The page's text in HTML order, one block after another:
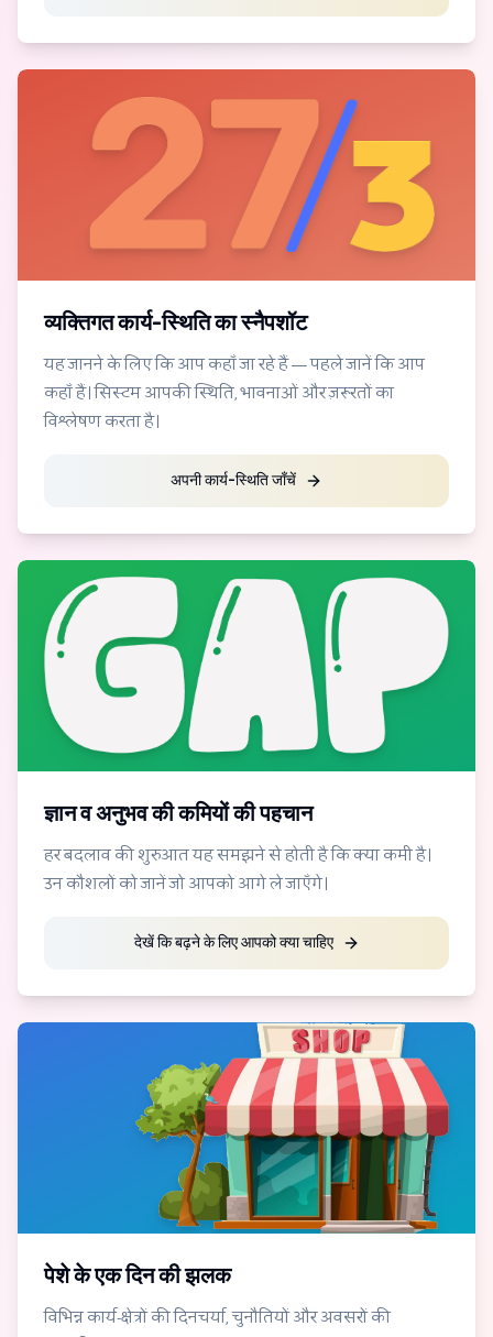
व्यक्तिगत कार्य-स्थिति का स्नैपशॉट
यह जानने के लिए कि आप कहाँ जा रहे हैं — पहले जानें कि आप
कहाँ हैं। सिस्टम आपकी स्थिति, भावनाओं और ज़रूरतों का
विश्लेषण करता है।
अपनी कार्य-स्थिति जाँचें
ज्ञान व अनुभव की कमियों की पहचान
हर बदलाव की शुरुआत यह समझने से होती है कि क्या कमी है।
उन कौशलों को जानें जो आपको आगे ले जाएँगे।
देखें कि बढ़ने के लिए आपको क्या चाहिए
पेशे के एक दिन की झलक
विभिन्न कार्य-क्षेत्रों की दिनचर्या, चुनौतियों और अवसरों की